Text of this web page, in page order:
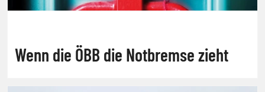
Wenn die ÖBB die Notbremse zieht